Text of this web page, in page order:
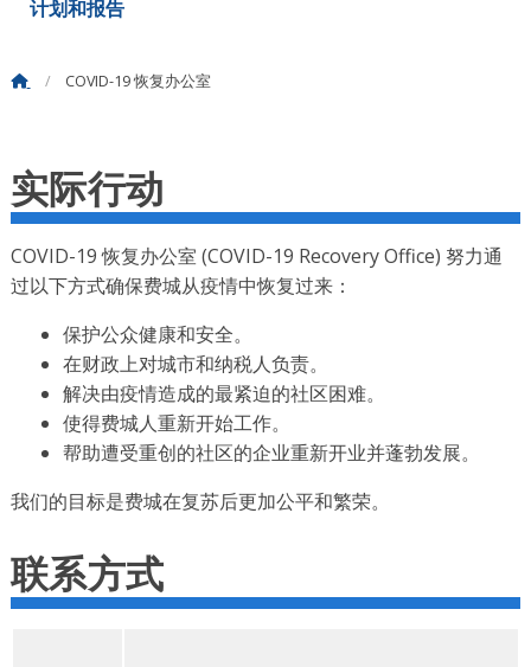
计划和报告
COVID-19 恢复办公室
实际行动
COVID-19 恢复办公室 (COVID-19 Recovery Office) 努力通
过以下方式确保费城从疫情中恢复过来：
保护公众健康和安全。
在财政上对城市和纳税人负责。
解决由疫情造成的最紧迫的社区困难。
使得费城人重新开始工作。
帮助遭受重创的社区的企业重新开业并蓬勃发展。
我们的目标是费城在复苏后更加公平和繁荣。
联系方式